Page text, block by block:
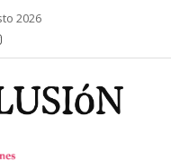
2026